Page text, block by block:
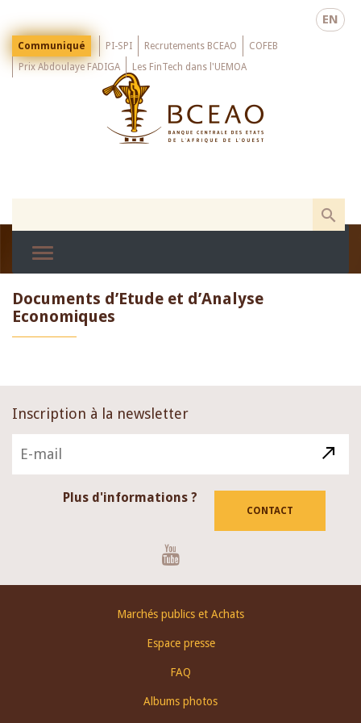
main
EN
Menu
Top
Communiqué PI-SPI Recrutements BCEAO
COFEB
Prix Abdoulaye FADIGA
Les FinTech dans l'UEMOA
Documents d’Etude et d’Analyse
Economiques
Inscription à la newsletter
Plus d'informations ?
CONTACT
Marchés publics et Achats
Espace presse
FAQ
Albums photos